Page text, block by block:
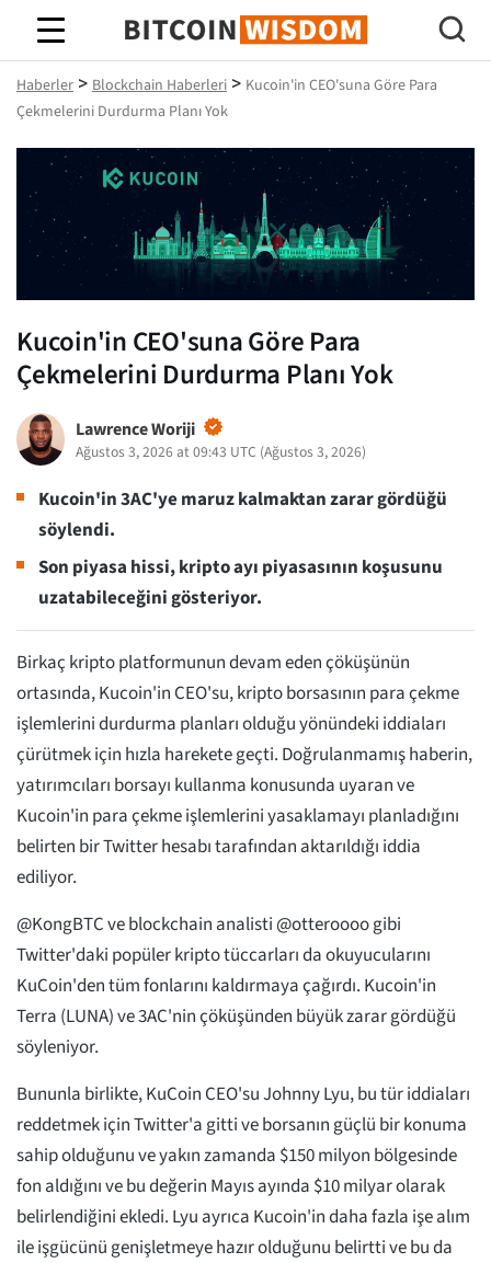
Bitcoin Bilgeliği
Haberler > Blockchain Haberleri > Kucoin'in CEO'suna Göre Para
Çekmelerini Durdurma Planı Yok
Kucoin'in CEO'suna Göre Para
Çekmelerini Durdurma Planı Yok
Lawrence Woriji
Ağustos 3, 2026 at 09:43 UTC (Ağustos 3, 2026)
Kucoin'in 3AC'ye maruz kalmaktan zarar gördüğü
söylendi.
Son piyasa hissi, kripto ayı piyasasının koşusunu
uzatabileceğini gösteriyor.
Birkaç kripto platformunun devam eden çöküşünün
ortasında, Kucoin'in CEO'su, kripto borsasının para çekme
işlemlerini durdurma planları olduğu yönündeki iddiaları
çürütmek için hızla harekete geçti. Doğrulanmamış haberin,
yatırımcıları borsayı kullanma konusunda uyaran ve
Kucoin'in para çekme işlemlerini yasaklamayı planladığını
belirten bir Twitter hesabı tarafından aktarıldığı iddia
ediliyor.
@KongBTC ve blockchain analisti @otteroooo gibi
Twitter'daki popüler kripto tüccarları da okuyucularını
KuCoin'den tüm fonlarını kaldırmaya çağırdı. Kucoin'in
Terra (LUNA) ve 3AC'nin çöküşünden büyük zarar gördüğü
söyleniyor.
Bununla birlikte, KuCoin CEO'su Johnny Lyu, bu tür iddiaları
reddetmek için Twitter'a gitti ve borsanın güçlü bir konuma
sahip olduğunu ve yakın zamanda $150 milyon bölgesinde
fon aldığını ve bu değerin Mayıs ayında $10 milyar olarak
belirlendiğini ekledi. Lyu ayrıca Kucoin'in daha fazla işe alım
ile işgücünü genişletmeye hazır olduğunu belirtti ve bu da